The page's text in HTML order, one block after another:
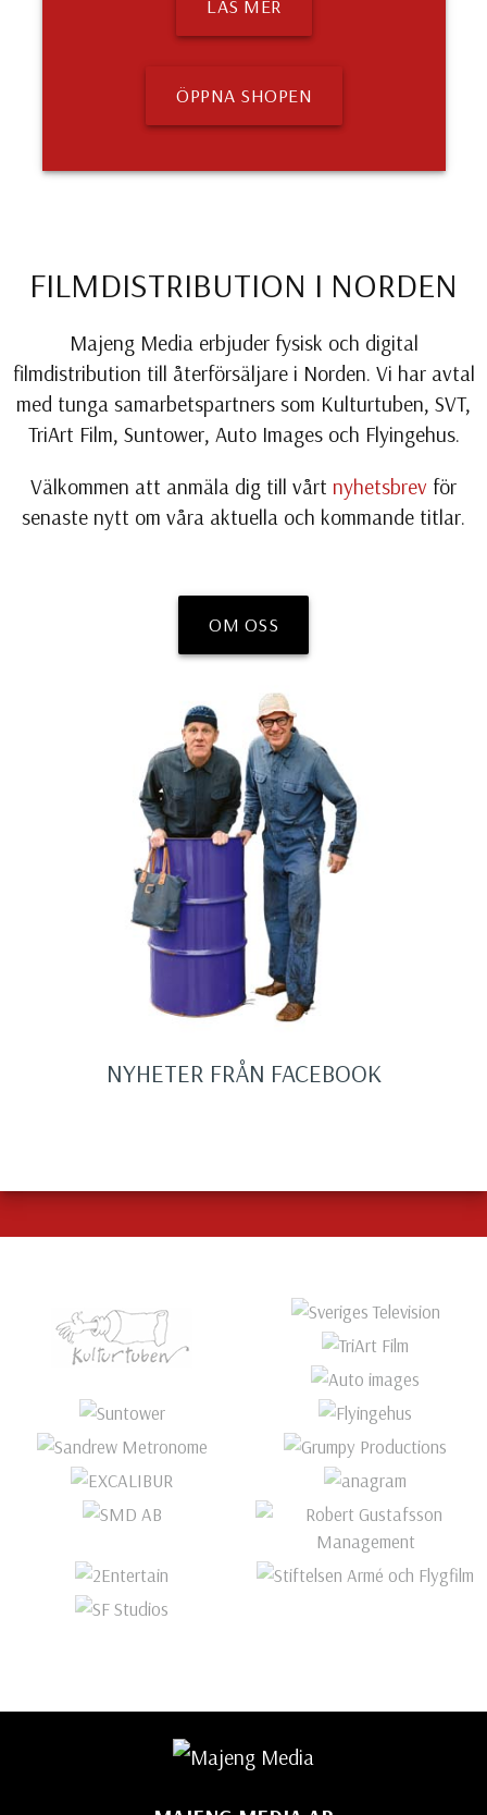
LÄS MER
ÖPPNA SHOPEN
FILMDISTRIBUTION I NORDEN
Majeng Media erbjuder fysisk och digital
filmdistribution till återförsäljare i Norden. Vi har avtal
med tunga samarbetspartners som Kulturtuben, SVT,
TriArt Film, Suntower, Auto Images och Flyingehus.
Välkommen att anmäla dig till vårt nyhetsbrev för
senaste nytt om våra aktuella och kommande titlar.
OM OSS
NYHETER FRÅN FACEBOOK